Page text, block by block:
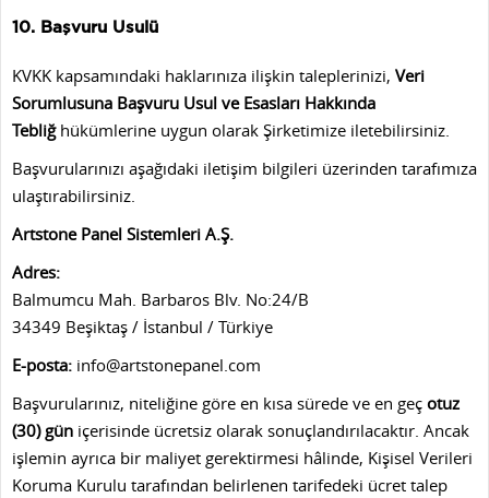
10. Başvuru Usulü
KVKK kapsamındaki haklarınıza ilişkin taleplerinizi, Veri
Sorumlusuna Başvuru Usul ve Esasları Hakkında
Tebliğ hükümlerine uygun olarak Şirketimize iletebilirsiniz.
Başvurularınızı aşağıdaki iletişim bilgileri üzerinden tarafımıza
ulaştırabilirsiniz.
Artstone Panel Sistemleri A.Ş.
Adres:
Balmumcu Mah. Barbaros Blv. No:24/B
34349 Beşiktaş / İstanbul / Türkiye
E-posta: info@artstonepanel.com
Başvurularınız, niteliğine göre en kısa sürede ve en geç otuz
(30) gün içerisinde ücretsiz olarak sonuçlandırılacaktır. Ancak
işlemin ayrıca bir maliyet gerektirmesi hâlinde, Kişisel Verileri
Koruma Kurulu tarafından belirlenen tarifedeki ücret talep